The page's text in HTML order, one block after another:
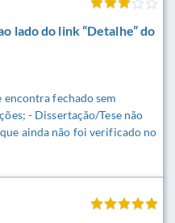
lado do link “Detalhe” do
encontra fechado sem
- Dissertação/Tese não
ainda não foi verificado no